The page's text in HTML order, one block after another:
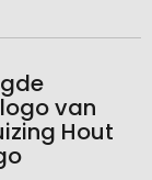
van
Hout